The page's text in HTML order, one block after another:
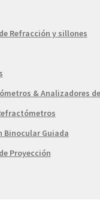
Refracción y sillones
& Analizadores
Binocular Guiada
Proyección